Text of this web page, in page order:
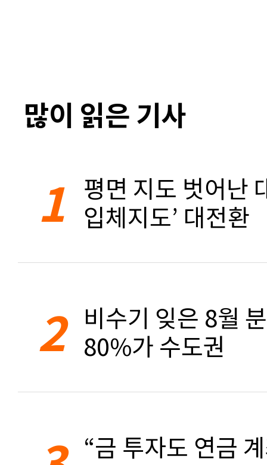
많이 읽은 기사
1 평면 지도 벗어난
입체지도’ 대전환
2 비수기 잊은 8월
80%가 수도권
“금 투자도 연금